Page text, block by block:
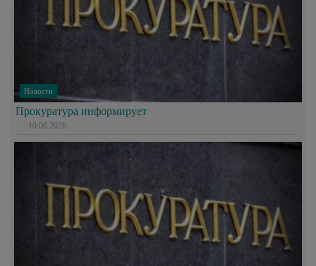
Новости
Прокуратура информирует
10.06.2026